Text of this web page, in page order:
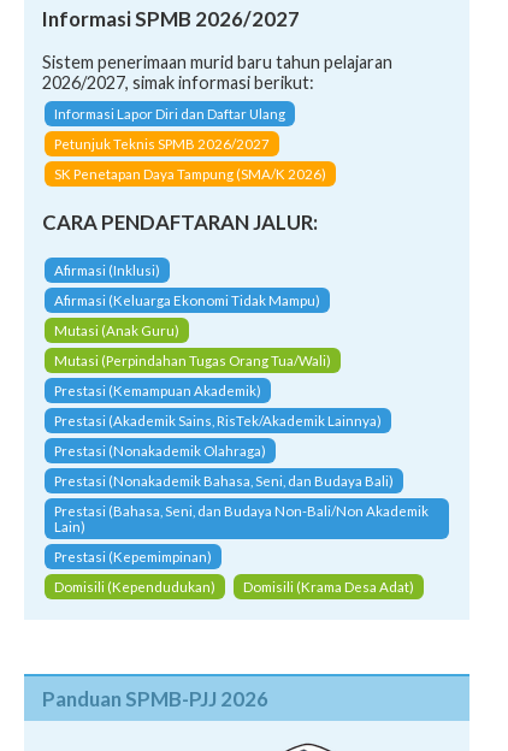
Informasi SPMB 2026/2027
Sistem penerimaan murid baru tahun pelajaran
2026/2027, simak informasi berikut:
Informasi Lapor Diri dan Daftar Ulang
Petunjuk Teknis SPMB 2026/2027
SK Penetapan Daya Tampung (SMA/K 2026)
CARA PENDAFTARAN JALUR:
Afirmasi (Inklusi)
Afirmasi (Keluarga Ekonomi Tidak Mampu)
Mutasi (Anak Guru)
Mutasi (Perpindahan Tugas Orang Tua/Wali)
Prestasi (Kemampuan Akademik)
Prestasi (Akademik Sains, RisTek/Akademik Lainnya)
Prestasi (Nonakademik Olahraga)
Prestasi (Nonakademik Bahasa, Seni, dan Budaya Bali)
Prestasi (Bahasa, Seni, dan Budaya Non-Bali/Non Akademik
Lain)
Prestasi (Kepemimpinan)
Domisili (Kependudukan)
Domisili (Krama Desa Adat)
Panduan SPMB-PJJ 2026